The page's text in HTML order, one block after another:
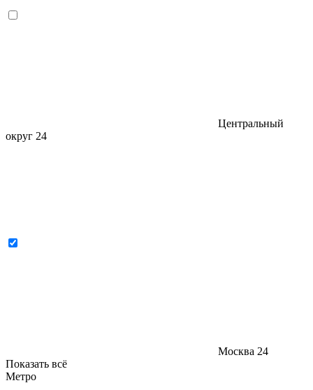
Центральный
округ 24
Москва 24
Показать всё
Метро